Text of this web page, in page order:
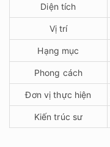
Diện tích
Vị trí
Hạng mục
Phong cách
Đơn vị thực hiện
Kiến trúc sư